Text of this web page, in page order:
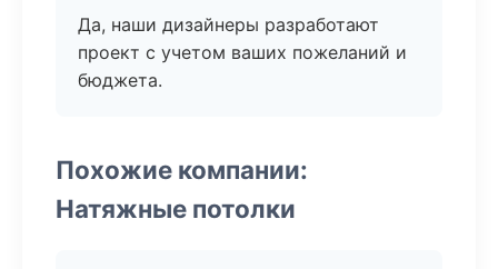
Да, наши дизайнеры разработают
проект с учетом ваших пожеланий и
бюджета.
Похожие компании:
Натяжные потолки